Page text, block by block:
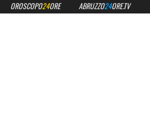
OROSCOPO24ORE ABRUZZO24ORE.TV